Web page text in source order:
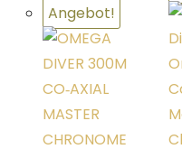
Angebot!